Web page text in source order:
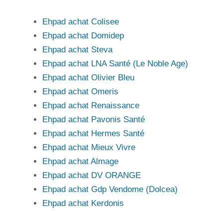
Ehpad achat Colisee
Ehpad achat Domidep
Ehpad achat Steva
Ehpad achat LNA Santé (Le Noble Age)
Ehpad achat Olivier Bleu
Ehpad achat Omeris
Ehpad achat Renaissance
Ehpad achat Pavonis Santé
Ehpad achat Hermes Santé
Ehpad achat Mieux Vivre
Ehpad achat Almage
Ehpad achat DV ORANGE
Ehpad achat Gdp Vendome (Dolcea)
Ehpad achat Kerdonis